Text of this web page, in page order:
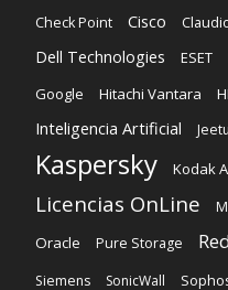
Check Point
Cisco
Dell Technologies ESET
Google Hitachi Vantara
Inteligencia Artificial
Kaspersky Kodak
Licencias OnLine
Oracle Pure Storage
Siemens SonicWall